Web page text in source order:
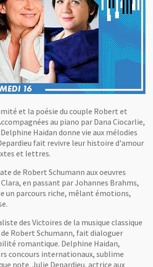
et la poésie du couple Robert et
au piano par Dana Ciocarlie,
Haidan donne vie aux mélodies
fait revivre leur histoire d'amour
et lettres.
de Robert Schumann aux oeuvres
en passant par Johannes Brahms,
un parcours riche, mêlant émotions,
des Victoires de la musique classique
Robert Schumann, fait dialoguer
romantique. Delphine Haidan,
concours internationaux, sublime
note. Julie Depardieu, actrice aux